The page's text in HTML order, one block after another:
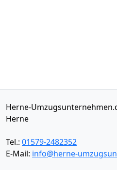
Herne-
Herne
Tel.: 01579-2482352
E-Mail: info@herne-